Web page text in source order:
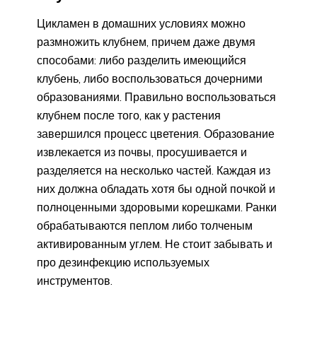
Цикламен в домашних условиях можно
размножить клубнем, причем даже двумя
способами: либо разделить имеющийся
клубень, либо воспользоваться дочерними
образованиями. Правильно воспользоваться
клубнем после того, как у растения
завершился процесс цветения. Образование
извлекается из почвы, просушивается и
разделяется на несколько частей. Каждая из
них должна обладать хотя бы одной почкой и
полноценными здоровыми корешками. Ранки
обрабатываются пеплом либо толченым
активированным углем. Не стоит забывать и
про дезинфекцию используемых
инструментов.